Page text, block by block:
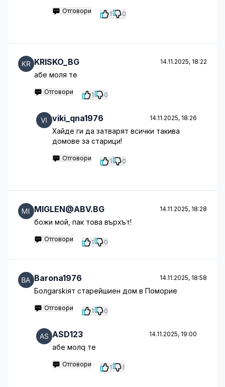
Отговори 1 0
KRISKO_BG 14.11.2025, 18:22
абе моля те
Отговори 1 0
viki_qna1976 14.11.2025, 18:26
Хайде ги да затварят всички такива
домове за старици!
Отговори 1 0
MIGLEN@ABV.BG 14.11.2025, 18:28
божи мой, пак това върхът!
Отговори 1 0
Barona1976 14.11.2025, 18:58
Болgarskiят старейшиен дом в Поморие
Отговори 1 0
ASD123 14.11.2025, 19:00
абе молq те
Отговори 1 1